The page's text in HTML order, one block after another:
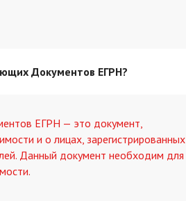
Документов ЕГРН?
ЕГРН — это документ,
и о лицах, зарегистрированных
Данный документ необходим для